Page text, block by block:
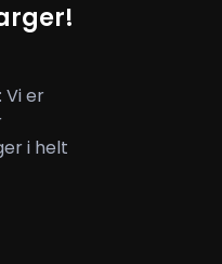
Vi er
i helt